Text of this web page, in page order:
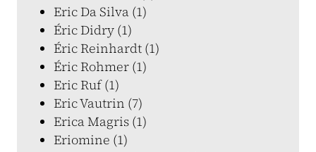
Eric Da Silva (1)
Éric Didry (1)
Éric Reinhardt (1)
Éric Rohmer (1)
Eric Ruf (1)
Eric Vautrin (7)
Erica Magris (1)
Eriomine (1)